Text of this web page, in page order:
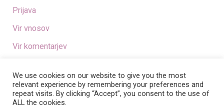
Prijava
Vir vnosov
Vir komentarjev
Copyright © 2026 Urejene po petdesetem
We use cookies on our website to give you the most
relevant experience by remembering your preferences and
repeat visits. By clicking “Accept”, you consent to the use of
ALL the cookies.